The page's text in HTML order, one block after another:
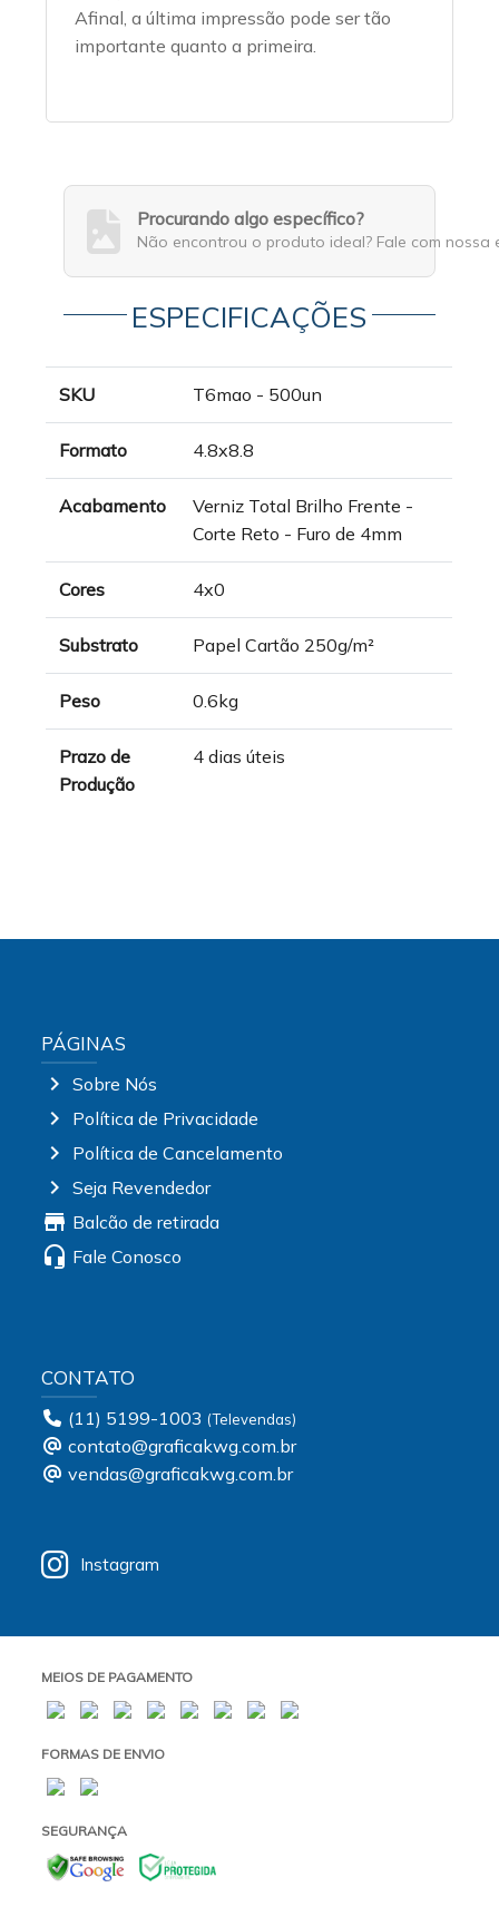
Afinal, a última impressão pode ser tão
importante quanto a primeira.
Procurando algo específico?
Não encontrou o produto ideal? Fale com nossa
ESPECIFICAÇÕES
SKU T6mao - 500un
Formato 4.8x8.8
Acabamento
Verniz Total Brilho Frente -
Corte Reto - Furo de 4mm
Cores 4x0
Substrato Papel Cartão 250g/m²
Peso 0.6kg
Prazo de
Produção
4 dias úteis
PÁGINAS
chevron_right Sobre Nós
chevron_right Política de Privacidade
chevron_right Política de Cancelamento
chevron_right Seja Revendedor
store Balcão de retirada
headset_mic Fale Conosco
CONTATO
(11) 5199-1003
contato@graficakwg.com.br
vendas@graficakwg.com.br
Instagram
MEIOS DE PAGAMENTO
FORMAS DE ENVIO
SEGURANÇA